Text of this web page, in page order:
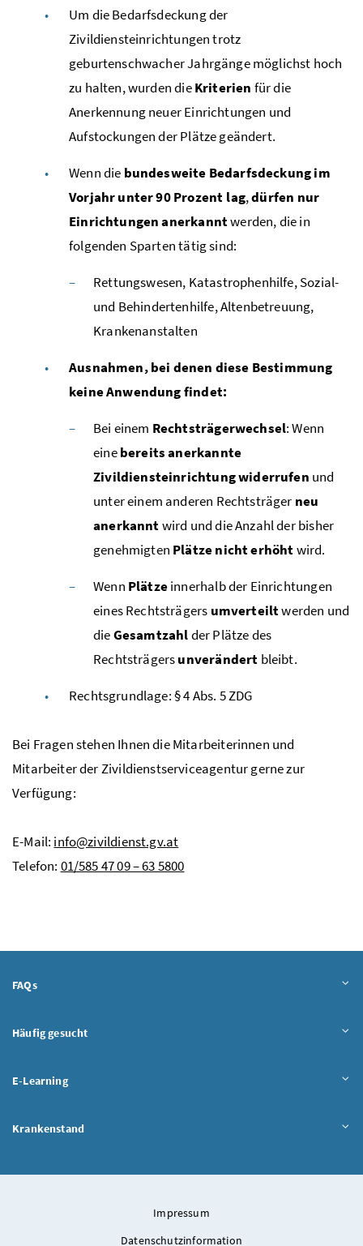
Um die Bedarfsdeckung der
Zivildiensteinrichtungen trotz
geburtenschwacher Jahrgänge möglichst hoch
zu halten, wurden dieKriterien für die
Anerkennung neuer Einrichtungen und
Aufstockungen der Plätze geändert.
Wenn die bundesweite Bedarfsdeckung im
Vorjahr unter 90 Prozent lag,dürfen nur
Einrichtungen anerkanntwerden, die in
folgenden Sparten tätig sind:
Rettungswesen, Katastrophenhilfe, Sozial-
und Behindertenhilfe, Altenbetreuung,
Krankenanstalten
Ausnahmen, bei denen diese Bestimmung
keine Anwendung findet:
Bei einem Rechtsträgerwechsel: Wenn
einebereits anerkannte
Zivildiensteinrichtungwiderrufen und
unter einem anderen Rechtsträger neu
anerkanntwird und die Anzahl der bisher
genehmigten Plätze nicht erhöhtwird.
Wenn Plätzeinnerhalb der Einrichtungen
eines Rechtsträgers umverteiltwerden und
dieGesamtzahlder Plätze des
Rechtsträgersunverändert bleibt.
Rechtsgrundlage: § 4Abs. 5ZDG
Bei Fragen stehen Ihnen die Mitarbeiterinnen und
Mitarbeiter der Zivildienstserviceagentur gerne zur
Verfügung:
E-Mail: info@zivildienst.gv.at
Telefon: 01/585 47 09 – 63 5800
FAQsInhalt aufklappen
Häufig gesuchtInhalt aufklappen
E-LearningInhalt aufklappen
Krankenstand
Impressum
Datenschutzinformation